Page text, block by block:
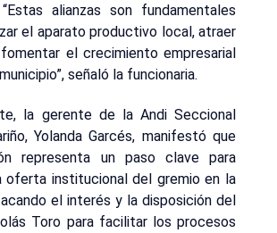
alianzas son fundamentales
el aparato productivo local, atraer
el crecimiento empresarial
señaló la funcionaria.
la gerente de la Andi Seccional
Yolanda Garcés, manifestó que
representa un paso clave para
oferta institucional del gremio en la
el interés y la disposición del
Toro para facilitar los procesos